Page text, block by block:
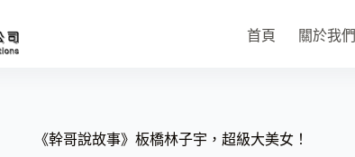
首頁 關於我們
《幹哥說故事》板橋林子宇，超級大美女！